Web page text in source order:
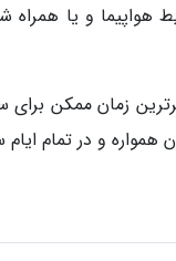
هواپیما و یا
زمان ممکن
همواره و در تمام